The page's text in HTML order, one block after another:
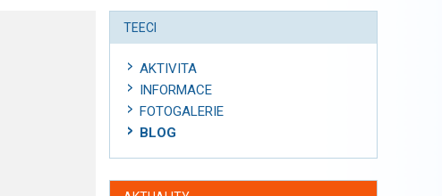
TEECI
AKTIVITA
INFORMACE
FOTOGALERIE
BLOG